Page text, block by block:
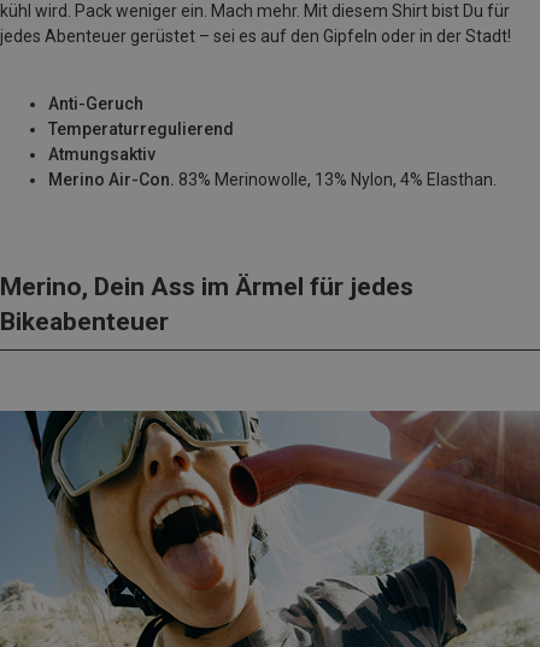
kühl wird. Pack weniger ein. Mach mehr. Mit diesem Shirt bist Du für
jedes Abenteuer gerüstet – sei es auf den Gipfeln oder in der Stadt!
Anti-Geruch
Temperaturregulierend
Atmungsaktiv
Merino Air-Con. 83% Merinowolle, 13% Nylon, 4% Elasthan.
Merino, Dein Ass im Ärmel für jedes
Bikeabenteuer